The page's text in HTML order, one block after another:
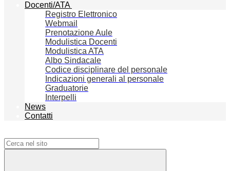
Docenti/ATA
Registro Elettronico
Webmail
Prenotazione Aule
Modulistica Docenti
Modulistica ATA
Albo Sindacale
Codice disciplinare del personale
Indicazioni generali al personale
Graduatorie
Interpelli
News
Contatti